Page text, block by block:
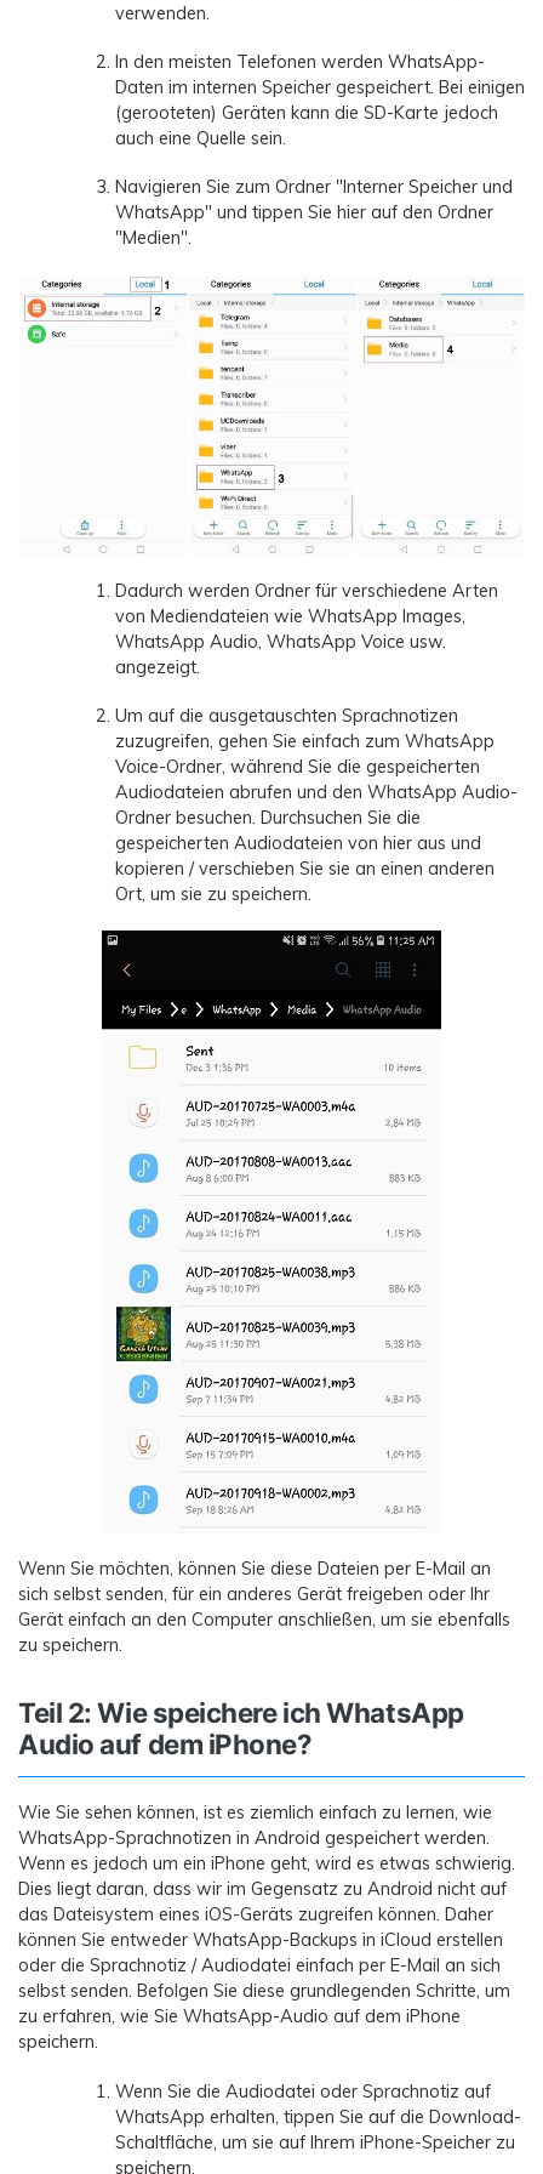
verwenden.
In den meisten Telefonen werden WhatsApp-
Daten im internen Speicher gespeichert. Bei einigen
(gerooteten) Geräten kann die SD-Karte jedoch
auch eine Quelle sein.
Navigieren Sie zum Ordner "Interner Speicher und
WhatsApp" und tippen Sie hier auf den Ordner
"Medien".
Dadurch werden Ordner für verschiedene Arten
von Mediendateien wie WhatsApp Images,
WhatsApp Audio, WhatsApp Voice usw.
angezeigt.
Um auf die ausgetauschten Sprachnotizen
zuzugreifen, gehen Sie einfach zum WhatsApp
Voice-Ordner, während Sie die gespeicherten
Audiodateien abrufen und den WhatsApp Audio-
Ordner besuchen. Durchsuchen Sie die
gespeicherten Audiodateien von hier aus und
kopieren / verschieben Sie sie an einen anderen
Ort, um sie zu speichern.
Wenn Sie möchten, können Sie diese Dateien per E-Mail an
sich selbst senden, für ein anderes Gerät freigeben oder Ihr
Gerät einfach an den Computer anschließen, um sie ebenfalls
zu speichern.
Teil 2: Wie speichere ich WhatsApp
Audio auf dem iPhone?
Wie Sie sehen können, ist es ziemlich einfach zu lernen, wie
WhatsApp-Sprachnotizen in Android gespeichert werden.
Wenn es jedoch um ein iPhone geht, wird es etwas schwierig.
Dies liegt daran, dass wir im Gegensatz zu Android nicht auf
das Dateisystem eines iOS-Geräts zugreifen können. Daher
können Sie entweder WhatsApp-Backups in iCloud erstellen
oder die Sprachnotiz / Audiodatei einfach per E-Mail an sich
selbst senden. Befolgen Sie diese grundlegenden Schritte, um
zu erfahren, wie Sie WhatsApp-Audio auf dem iPhone
speichern.
Wenn Sie die Audiodatei oder Sprachnotiz auf
WhatsApp erhalten, tippen Sie auf die Download-
Schaltfläche, um sie auf Ihrem iPhone-Speicher zu
speichern.